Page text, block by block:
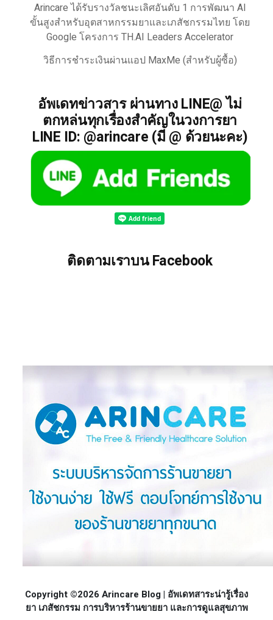
Arincare ได้รับรางวัลชนะเลิศอันดับ 1 การพัฒนา AI
ขั้นสูงสำหรับอุตสาหกรรมยาและเภสัชกรรมไทย โดย
Google โครงการ TH.AI Leaders Accelerator
วิธีการชำระเงินผ่านแอป MaxMe (สำหรับผู้ซื้อ)
อัพเดทข่าวสาร ผ่านทาง LINE@ ไม่
ตกหล่นทุกเรื่องสำคัญในวงการยา
LINE ID: @arincare (มี @ ด้วยนะคะ)
ติดตามเราบน Facebook
Copyright ©2026 Arincare Blog | อัพเดทสาระน่ารู้เรื่อง
ยา เภสัชกรรม การบริหารร้านขายยา และการดูแลสุขภาพ